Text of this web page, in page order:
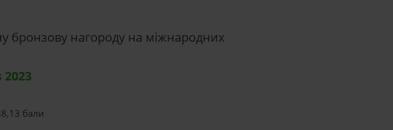
бронзову нагороду на міжнародних
бали